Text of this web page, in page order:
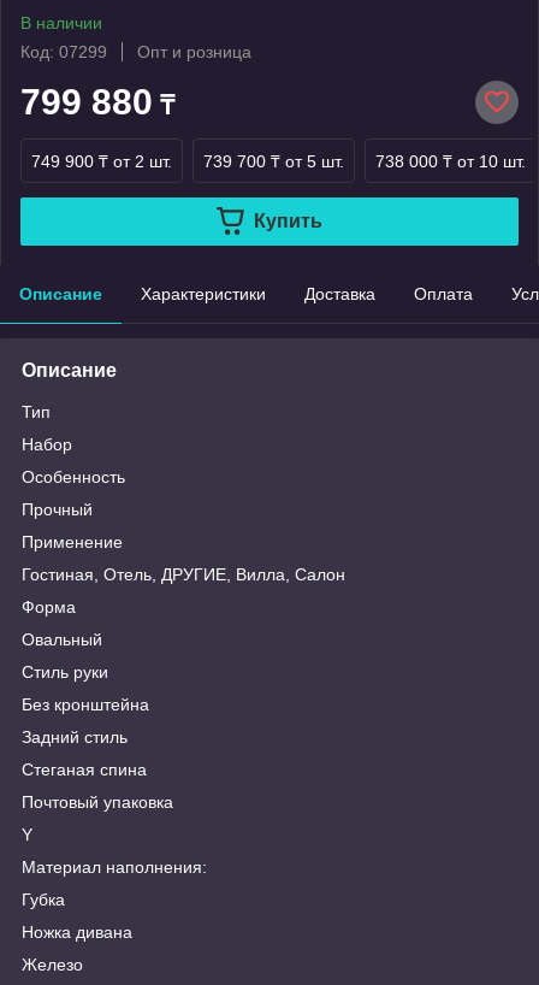
В наличии
Код: 07299
Опт и розница
799 880 ₸
749 900 ₸ от 2 шт. 739 700 ₸ от 5 шт. 738 000 ₸ от 10 шт.
Купить
Описание Характеристики Доставка Оплата
Описание
Тип
Набор
Особенность
Прочный
Применение
Гостиная, Отель, ДРУГИЕ, Вилла, Салон
Форма
Овальный
Стиль руки
Без кронштейна
Задний стиль
Стеганая спина
Почтовый упаковка
Y
Материал наполнения:
Губка
Ножка дивана
Железо